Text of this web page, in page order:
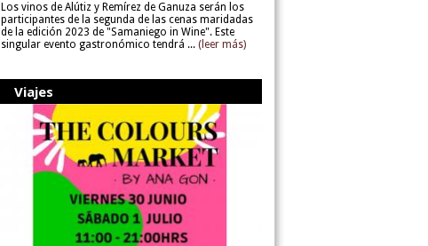
Los vinos de Alútiz y Remírez de Ganuza serán los
participantes de la segunda de las cenas maridadas
de la edición 2023 de "Samaniego in Wine". Este
singular evento gastronómico tendrá ... (leer más)
Viajes